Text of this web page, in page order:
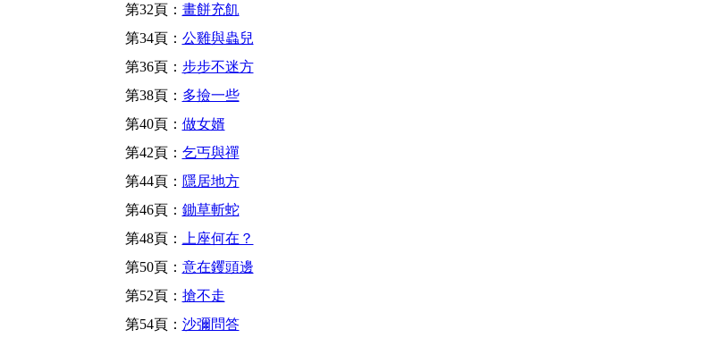
第32頁： 畫餅充飢
第34頁： 公雞與蟲兒
第36頁： 步步不迷方
第38頁： 多撿一些
第40頁： 做女婿
第42頁： 乞丐與禪
第44頁： 隱居地方
第46頁： 鋤草斬蛇
第48頁：
上座何在？
第50頁： 意在钁頭邊
第52頁： 搶不走
第54頁： 沙彌問答